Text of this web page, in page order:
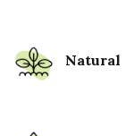
Natural